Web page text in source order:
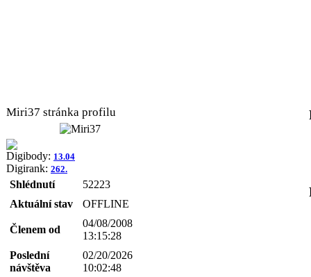
Miri37 stránka profilu
Digibody: 13.04
Digirank: 262.
Shlédnutí
52223
Aktuální stav
OFFLINE
Členem od
04/08/2008
13:15:28
Poslední
návštěva
02/20/2026
10:02:48